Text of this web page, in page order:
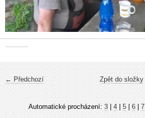
← Předchozí Zpět do složky
Automatické procházení: 3 4 5 6 7